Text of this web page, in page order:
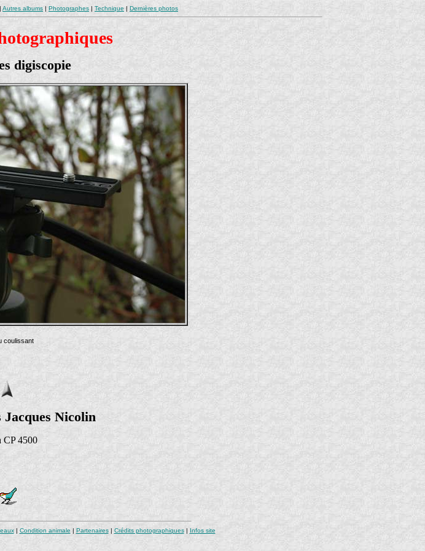
| Autres albums | Photographes | Technique | Dernières photos
digiscopie
coulissant
Jacques Nicolin
CP 4500
| Condition animale | Partenaires| Crédits photographiques| Infos site